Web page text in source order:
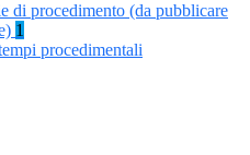
di procedimento (da pubblicare
1
procedimentali